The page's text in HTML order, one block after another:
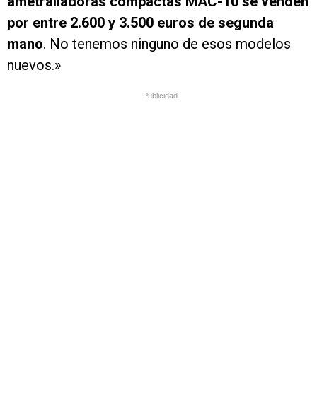
por entre 2.600 y 3.500 euros de segunda
mano. No tenemos ninguno de esos modelos
nuevos.»
Publicidad